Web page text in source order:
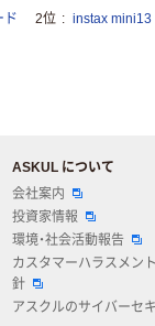
ド 2位 instax mini13
ASKUL について
会社案内
投資家情報
環境・社会活動報告
カスタマーハラスメン
針
アスクルのサイバーセ